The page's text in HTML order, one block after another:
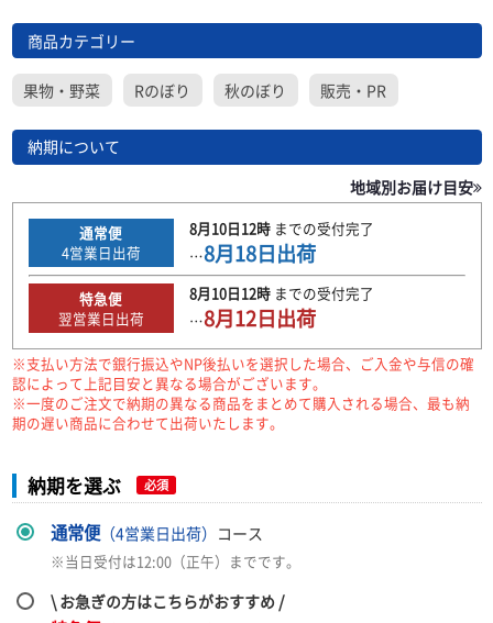
商品カテゴリー
果物・野菜 Rのぼり 秋のぼり 販売・PR
納期について
地域別お届け目安
通常便
4営業日出荷
8月10日12時までの受付完了
…8月18日出荷
特急便
翌営業日出荷
8月10日12時までの受付完了
…8月12日出荷
※支払い方法で銀行振込やNP後払いを選択した場合、ご入金や与信の確
認によって上記目安と異なる場合がございます。
※一度のご注文で納期の異なる商品をまとめて購入される場合、最も納
期の遅い商品に合わせて出荷いたします。
納期を選ぶ 必須
通常便（4営業日出荷） コース
※当日受付は12:00（正午）までです。
\ お急ぎの方はこちらがおすすめ /